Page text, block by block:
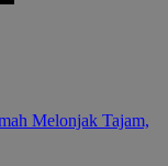
Melonjak Tajam,